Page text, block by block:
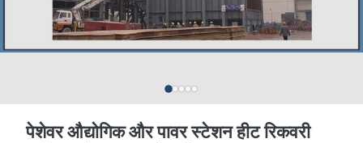
पेशेवर औद्योगिक और पावर स्टेशन हीट रिकवरी